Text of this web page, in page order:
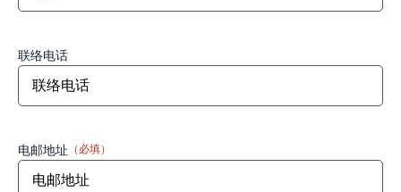
联络电话
电邮地址 （必填）